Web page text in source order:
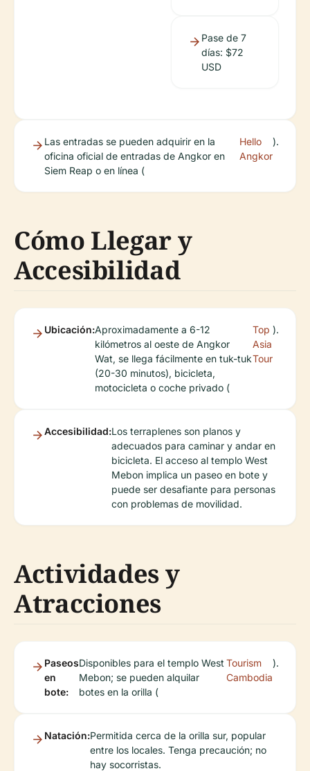
Pase de 7
días: $72
USD
Las entradas se pueden adquirir en la
oficina oficial de entradas de Angkor en
Siem Reap o en línea (
Hello
Angkor
).
Cómo Llegar y
Accesibilidad
Ubicación:Aproximadamente a 6-12
kilómetros al oeste de Angkor
Wat, se llega fácilmente en tuk-tuk
(20-30 minutos), bicicleta,
motocicleta o coche privado (
Top
Asia
Tour
).
Accesibilidad:Los terraplenes son planos y
adecuados para caminar y andar en
bicicleta. El acceso al templo West
Mebon implica un paseo en bote y
puede ser desafiante para personas
con problemas de movilidad.
Actividades y
Atracciones
Paseos
en
bote:
Disponibles para el templo West
Mebon; se pueden alquilar
botes en la orilla (
Tourism
Cambodia
).
Natación:Permitida cerca de la orilla sur, popular
entre los locales. Tenga precaución; no
hay socorristas.